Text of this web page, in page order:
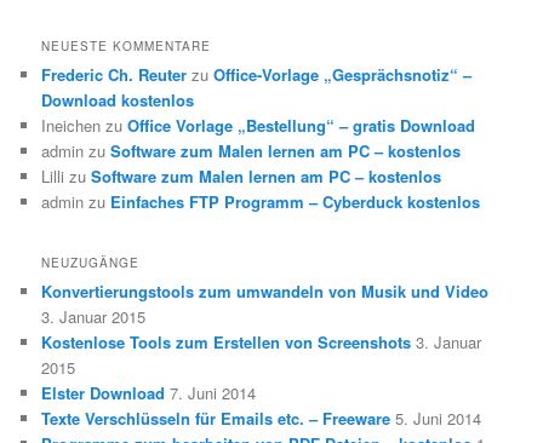
NEUESTE KOMMENTARE
Frederic Ch. Reuter zuOffice-Vorlage „Gesprächsnotiz“ –
Download kostenlos
Ineichen zuOffice Vorlage „Bestellung“ – gratis Download
admin zuSoftware zum Malen lernen am PC – kostenlos
Lilli zuSoftware zum Malen lernen am PC – kostenlos
admin zu Einfaches FTP Programm – Cyberduck kostenlos
NEUZUGÄNGE
Konvertierungstools zum umwandeln von Musik und Video
3. Januar 2015
Kostenlose Tools zum Erstellen von Screenshots 3. Januar
2015
Elster Download 7. Juni 2014
Texte Verschlüsseln für Emails etc. – Freeware 5. Juni 2014